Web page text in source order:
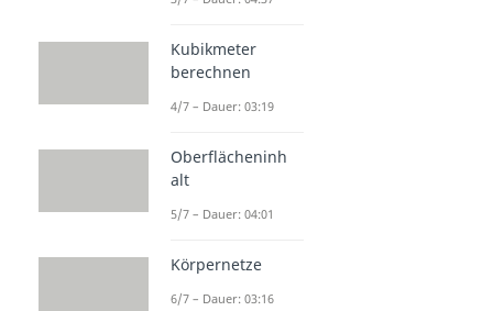
Kubikmeter
berechnen
4/7 – Dauer: 03:19
Oberflächeninh
alt
5/7 – Dauer: 04:01
Körpernetze
6/7 – Dauer: 03:16